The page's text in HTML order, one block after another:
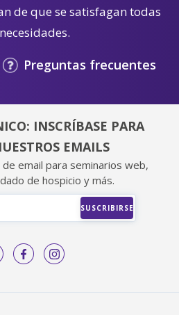
de que se satisfagan todas
Preguntas frecuentes
INSCRÍBASE PARA
EMAILS
email para seminarios web,
de hospicio y más.